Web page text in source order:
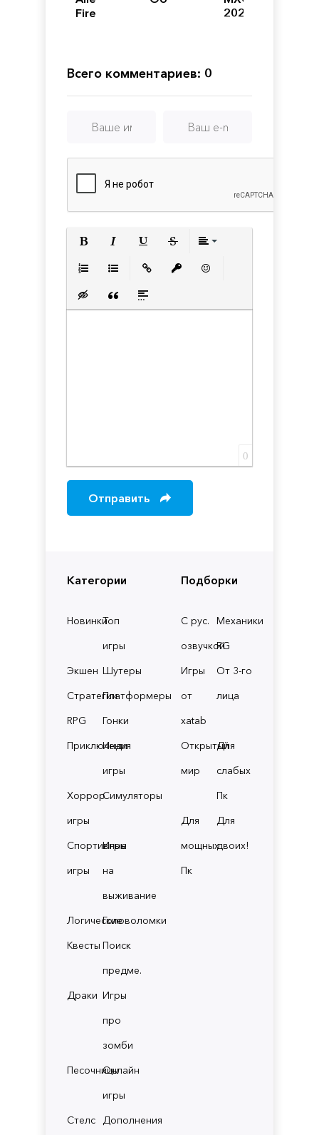
Категории
НовинкиТоп
игры
Экшен Шутеры
СтратегииПлатформеры
RPG
Гонки
Приключения
Инди
игры
Хоррор
игры
Симуляторы
Спортивные
игры
Игры
на
выживание
ЛогическиеГоловоломки
Квесты Поиск
предме.
Драки Игры
про
зомби
ПесочницыОнлайн
игры
Стелс
Дополнения
Подборки
С рус.
озвучкой
Механики
RG
Игры
от
xatab
От 3-го
лица
Открытый
мир
Для
слабых
Пк
Для
мощных
Пк
Для
двоих!
Fireteam
2020
Всего комментариев: 0
Вставка скрытого текста
Вставка цитаты
Вставка спойлера
0
Отправить